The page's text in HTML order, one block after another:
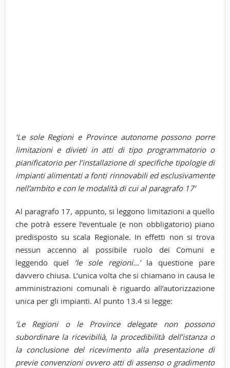
‘Le sole Regioni e Province autonome possono porre
limitazioni e divieti in atti di tipo programmatorio o
pianificatorio per l’installazione di specifiche tipologie di
impianti alimentati a fonti rinnovabili ed esclusivamente
nell’ambito e con le modalità di cui al paragrafo 17’
Al paragrafo 17, appunto, si leggono limitazioni a quello
che potrà essere l’eventuale (e non obbligatorio) piano
predisposto su scala Regionale. In effetti non si trova
nessun accenno al possibile ruolo dei Comuni e
leggendo quel ‘le sole regioni…’la questione pare
davvero chiusa. L’unica volta che si chiamano in causa le
amministrazioni comunali è riguardo all’autorizzazione
unica per gli impianti. Al punto 13.4 si legge:
‘Le Regioni o le Province delegate non possono
subordinare la ricevibilià, la procedibilità dell’istanza o
la conclusione del ricevimento alla presentazione di
previe convenzioni ovvero atti di assenso o gradimento